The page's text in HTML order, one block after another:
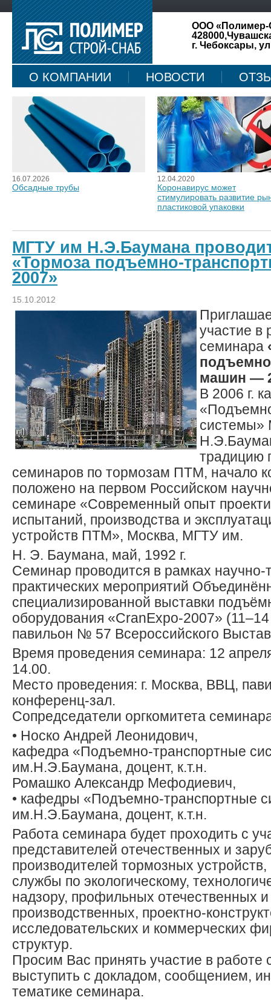
ООО «Полимер-
г. Чебоксары,
О КОМПАНИИ НОВОСТИ
КАРТА САЙТА
16.07.2026
Обсадные трубы
12.04.2020
Коронавирус может
стимулировать развитие
пластиковой упаковки
МГТУ им Н.Э.Баумана
«Тормоза подъемно-
2007»
15.10.2012
участие в
семинара
машин —
В 2006 г.
системы»
традицию
семинаров по тормозам ПТМ, начало
положено на первом Российском
семинаре «Современный опыт
испытаний, производства и
устройств ПТМ», Москва, МГТУ им.
Н. Э. Баумана, май, 1992 г.
Семинар проводится в рамках научно-
практических мероприятий
специализированной выставки
оборудования «CranExpo-2007»
павильон № 57 Всероссийского
Время проведения семинара: 12
14.00.
Место проведения: г. Москва, ВВЦ,
конференц-зал.
Сопредседатели оргкомитета
• Носко Андрей Леонидович,
кафедра «Подъемно-транспортные
им.Н.Э.Баумана, доцент, к.т.н.
Ромашко Александр Мефодиевич,
• кафедры «Подъемно-транспортные
им.Н.Э.Баумана, доцент, к.т.н.
Работа семинара будет проходить с
представителей отечественных и
производителей тормозных
службы по экологическому,
надзору, профильных отечественных
производственных, проектно-
исследовательских и коммерческих
структур.
Просим Вас принять участие в работе
выступить с докладом, сообщением,
тематике семинара.